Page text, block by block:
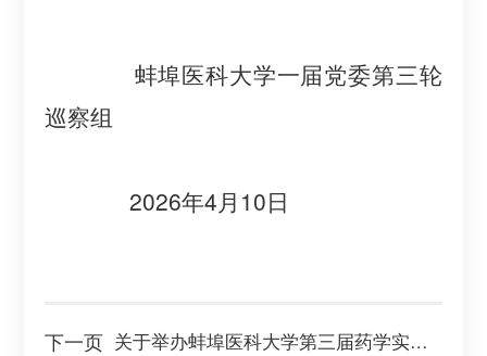
蚌埠医科大学一届党委第三轮
巡察组
2026年4月 10日
下一页 关于举办蚌埠医科大学第三届药学实验技能大赛第二轮通知